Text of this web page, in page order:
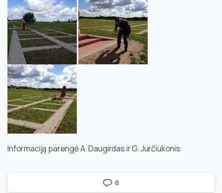
Informaciją parengė A. Daugirdas ir G. Jurčiukonis
0